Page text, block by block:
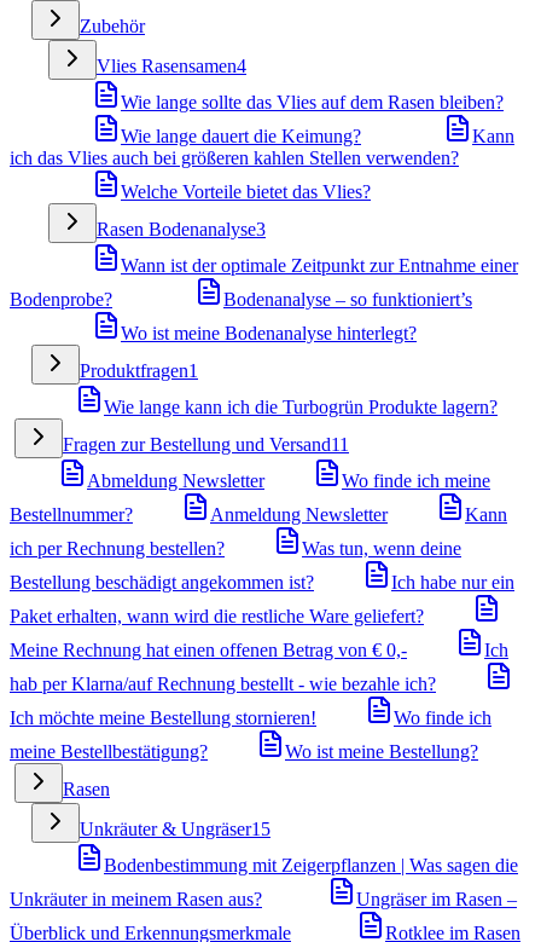
Zubehör
Vlies Rasensamen4
Wie lange sollte das Vlies auf dem Rasen bleiben?
Wie lange dauert die Keimung?
Kann
ich das Vlies auch bei größeren kahlen Stellen verwenden?
Welche Vorteile bietet das Vlies?
Rasen Bodenanalyse3
Wann ist der optimale Zeitpunkt zur Entnahme einer
Bodenprobe?
Bodenanalyse – so funktioniert’s
Wo ist meine Bodenanalyse hinterlegt?
Produktfragen1
Wie lange kann ich die Turbogrün Produkte lagern?
Fragen zur Bestellung und Versand11
Abmeldung Newsletter
Wo finde ich meine
Bestellnummer?
Anmeldung Newsletter
Kann
ich per Rechnung bestellen?
Was tun, wenn deine
Bestellung beschädigt angekommen ist?
Ich habe nur ein
Paket erhalten, wann wird die restliche Ware geliefert?
Meine Rechnung hat einen offenen Betrag von € 0,-
Ich
hab per Klarna/auf Rechnung bestellt - wie bezahle ich?
Ich möchte meine Bestellung stornieren!
Wo finde ich
meine Bestellbestätigung?
Wo ist meine Bestellung?
Rasen
Unkräuter & Ungräser15
Bodenbestimmung mit Zeigerpflanzen | Was sagen die
Unkräuter in meinem Rasen aus?
Ungräser im Rasen –
Überblick und Erkennungsmerkmale
Rotklee im Rasen